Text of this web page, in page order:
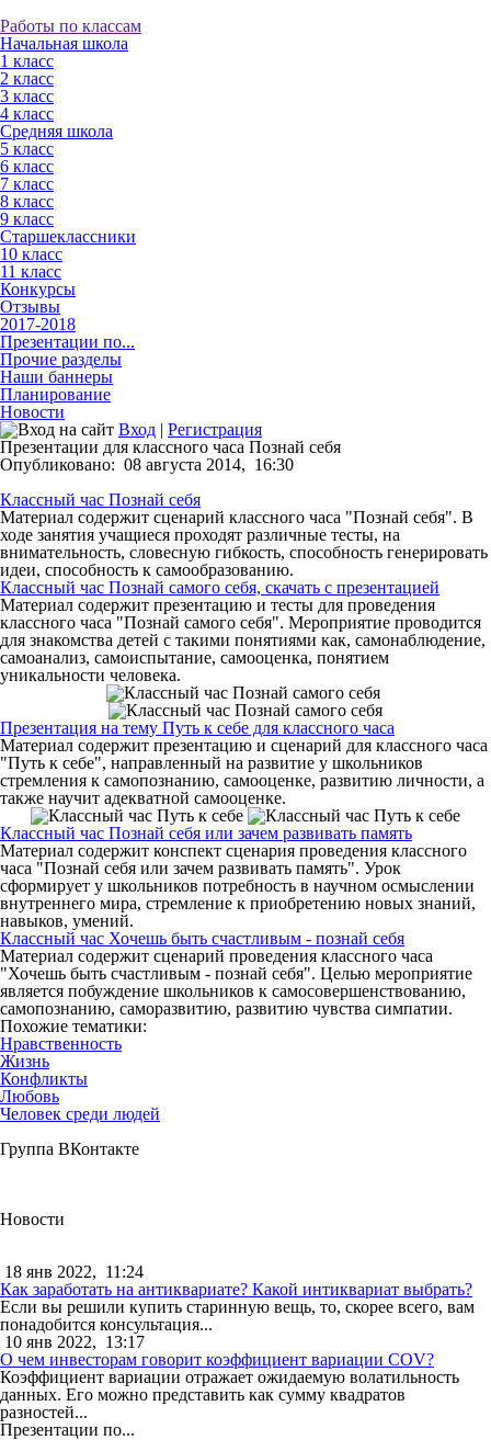
Работы по классам
Начальная школа
1 класс
2 класс
3 класс
4 класс
Средняя школа
5 класс
6 класс
7 класс
8 класс
9 класс
Старшеклассники
10 класс
11 класс
Конкурсы
Отзывы
2017-2018
Презентации по...
Прочие разделы
Наши баннеры
Планирование
Новости
Вход | Регистрация
Презентации для классного часа Познай себя
Опубликовано: 08 августа 2014, 16:30
Классный час Познай себя
Материал содержит сценарий классного часа "Познай себя". В
ходе занятия учащиеся проходят различные тесты, на
внимательность, словесную гибкость, способность генерировать
идеи, способность к самообразованию.
Классный час Познай самого себя, скачать с презентацией
Материал содержит презентацию и тесты для проведения
классного часа "Познай самого себя". Мероприятие проводится
для знакомства детей с такими понятиями как, самонаблюдение,
самоанализ, самоиспытание, самооценка, понятием
уникальности человека.
Презентация на тему Путь к себе для классного часа
Материал содержит презентацию и сценарий для классного часа
"Путь к себе", направленный на развитие у школьников
стремления к самопознанию, самооценке, развитию личности, а
также научит адекватной самооценке.
Классный час Познай себя или зачем развивать память
Материал содержит конспект сценария проведения классного
часа "Познай себя или зачем развивать память". Урок
сформирует у школьников потребность в научном осмыслении
внутреннего мира, стремление к приобретению новых знаний,
навыков, умений.
Классный час Хочешь быть счастливым - познай себя
Материал содержит сценарий проведения классного часа
"Хочешь быть счастливым - познай себя". Целью мероприятие
является побуждение школьников к самосовершенствованию,
самопознанию, саморазвитию, развитию чувства симпатии.
Похожие тематики:
Нравственность
Жизнь
Конфликты
Любовь
Человек среди людей
Группа ВКонтакте
Новости
18 янв 2022, 11:24
Как заработать на антиквариате? Какой интиквариат выбрать?
Если вы решили купить старинную вещь, то, скорее всего, вам
понадобится консультация...
10 янв 2022, 13:17
О чем инвесторам говорит коэффициент вариации COV?
Коэффициент вариации отражает ожидаемую волатильность
данных. Его можно представить как сумму квадратов
разностей...
Презентации по...